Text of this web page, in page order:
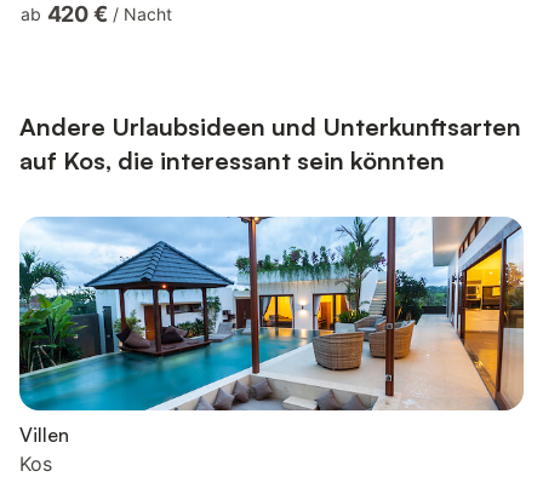
Tageslicht den Raum erhellt. Sie werden von einem Gefühl von
komfortable Schlafzimmer...
ab 420 € / Nacht
Andere Urlaubsideen und Unterkunftsarten
auf Kos, die interessant sein könnten
Villen
Kos